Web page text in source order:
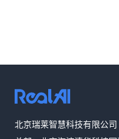
北京瑞莱智慧科技有限公司